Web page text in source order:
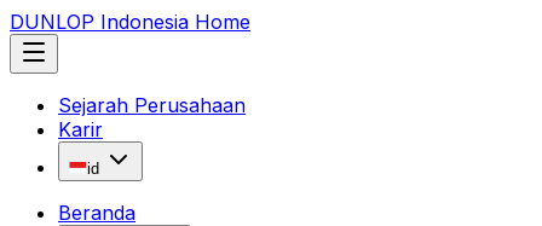
DUNLOP Indonesia Home
Sejarah Perusahaan
Karir
id
Beranda